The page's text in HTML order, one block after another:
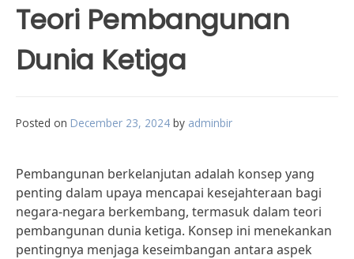
Teori Pembangunan
Dunia Ketiga
Posted on December 23, 2024 by adminbir
Pembangunan berkelanjutan adalah konsep yang
penting dalam upaya mencapai kesejahteraan bagi
negara-negara berkembang, termasuk dalam teori
pembangunan dunia ketiga. Konsep ini menekankan
pentingnya menjaga keseimbangan antara aspek